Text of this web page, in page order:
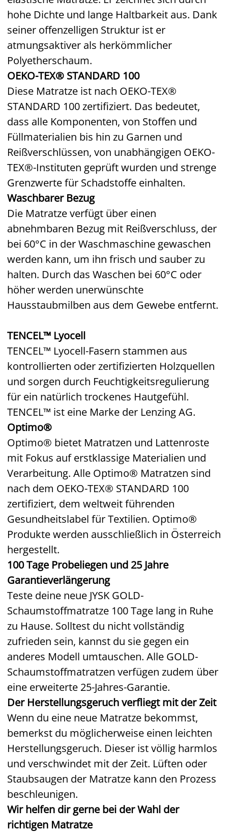
hohe Dichte und lange Haltbarkeit aus. Dank
seiner offenzelligen Struktur ist er
atmungsaktiver als herkömmlicher
Polyetherschaum.
OEKO-TEX® STANDARD 100
Diese Matratze ist nach OEKO-TEX®
STANDARD 100 zertifiziert. Das bedeutet,
dass alle Komponenten, von Stoffen und
Füllmaterialien bis hin zu Garnen und
Reißverschlüssen, von unabhängigen OEKO-
TEX®-Instituten geprüft wurden und strenge
Grenzwerte für Schadstoffe einhalten.
Waschbarer Bezug
Die Matratze verfügt über einen
abnehmbaren Bezug mit Reißverschluss, der
bei 60°C in der Waschmaschine gewaschen
werden kann, um ihn frisch und sauber zu
halten. Durch das Waschen bei 60°C oder
höher werden unerwünschte
Hausstaubmilben aus dem Gewebe entfernt.
TENCEL™ Lyocell
TENCEL™ Lyocell-Fasern stammen aus
kontrollierten oder zertifizierten Holzquellen
und sorgen durch Feuchtigkeitsregulierung
für ein natürlich trockenes Hautgefühl.
TENCEL™ ist eine Marke der Lenzing AG.
Optimo®
Optimo® bietet Matratzen und Lattenroste
mit Fokus auf erstklassige Materialien und
Verarbeitung. Alle Optimo® Matratzen sind
nach dem OEKO-TEX® STANDARD 100
zertifiziert, dem weltweit führenden
Gesundheitslabel für Textilien. Optimo®
Produkte werden ausschließlich in Österreich
hergestellt.
100 Tage Probeliegen und 25 Jahre
Garantieverlängerung
Teste deine neue JYSK GOLD-
Schaumstoffmatratze 100 Tage lang in Ruhe
zu Hause. Solltest du nicht vollständig
zufrieden sein, kannst du sie gegen ein
anderes Modell umtauschen. Alle GOLD-
Schaumstoffmatratzen verfügen zudem über
eine erweiterte 25-Jahres-Garantie.
Der Herstellungsgeruch verfliegt mit der Zeit
Wenn du eine neue Matratze bekommst,
bemerkst du möglicherweise einen leichten
Herstellungsgeruch. Dieser ist völlig harmlos
und verschwindet mit der Zeit. Lüften oder
Staubsaugen der Matratze kann den Prozess
beschleunigen.
Wir helfen dir gerne bei der Wahl der
richtigen Matratze